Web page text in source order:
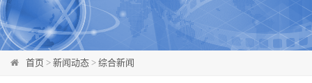
首页 > 新闻动态 > 综合新闻